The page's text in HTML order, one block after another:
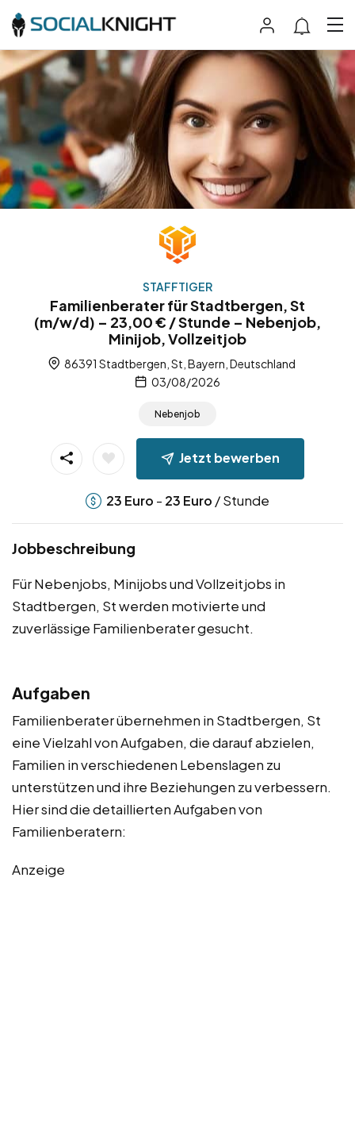
STAFFTIGER
Familienberater für Stadtbergen, St
(m/w/d) – 23,00 € / Stunde – Nebenjob,
Minijob, Vollzeitjob
86391 Stadtbergen, St, Bayern, Deutschland
03/08/2026
Nebenjob
Jetzt bewerben
23 Euro - 23 Euro / Stunde
Jobbeschreibung
Für Nebenjobs, Minijobs und Vollzeitjobs in
Stadtbergen, St werden motivierte und
zuverlässige Familienberater gesucht.
Aufgaben
Familienberater übernehmen in Stadtbergen, St
eine Vielzahl von Aufgaben, die darauf abzielen,
Familien in verschiedenen Lebenslagen zu
unterstützen und ihre Beziehungen zu verbessern.
Hier sind die detaillierten Aufgaben von
Familienberatern:
Anzeige